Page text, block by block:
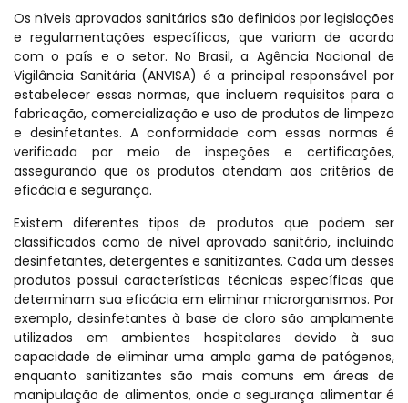
Os níveis aprovados sanitários são definidos por legislações
e regulamentações específicas, que variam de acordo
com o país e o setor. No Brasil, a Agência Nacional de
Vigilância Sanitária (ANVISA) é a principal responsável por
estabelecer essas normas, que incluem requisitos para a
fabricação, comercialização e uso de produtos de limpeza
e desinfetantes. A conformidade com essas normas é
verificada por meio de inspeções e certificações,
assegurando que os produtos atendam aos critérios de
eficácia e segurança.
Existem diferentes tipos de produtos que podem ser
classificados como de nível aprovado sanitário, incluindo
desinfetantes, detergentes e sanitizantes. Cada um desses
produtos possui características técnicas específicas que
determinam sua eficácia em eliminar microrganismos. Por
exemplo, desinfetantes à base de cloro são amplamente
utilizados em ambientes hospitalares devido à sua
capacidade de eliminar uma ampla gama de patógenos,
enquanto sanitizantes são mais comuns em áreas de
manipulação de alimentos, onde a segurança alimentar é